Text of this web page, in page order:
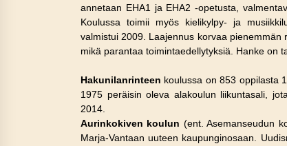
annetaan EHA1 ja EHA2 -opetusta,
Koulussa toimii myös kielikylpy- ja
valmistui 2009. Laajennus korvaa
mikä parantaa toimintaedellytyksiä. Hanke on
Hakunilanrinteen koulussa on 853 oppilasta
1975 peräisin oleva alakoulun liikuntasali,
2014.
Aurinkokiven koulun (ent. Asemanseudun
Marja-Vantaan uuteen kaupunginosaan.